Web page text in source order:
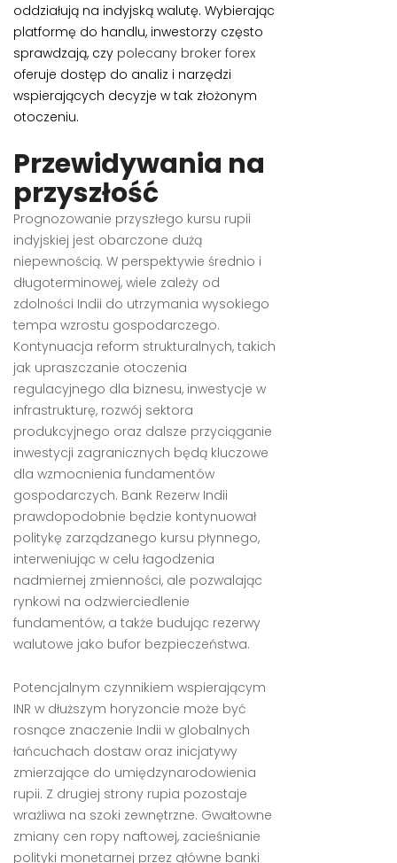
oddziałują na indyjską walutę. Wybierając
platformę do handlu, inwestorzy często
sprawdzają, czy polecany broker forex
oferuje dostęp do analiz i narzędzi
wspierających decyzje w tak złożonym
otoczeniu.
Przewidywania na
przyszłość
Prognozowanie przyszłego kursu rupii
indyjskiej jest obarczone dużą
niepewnością. W perspektywie średnio i
długoterminowej, wiele zależy od
zdolności Indii do utrzymania wysokiego
tempa wzrostu gospodarczego.
Kontynuacja reform strukturalnych, takich
jak upraszczanie otoczenia
regulacyjnego dla biznesu, inwestycje w
infrastrukturę, rozwój sektora
produkcyjnego oraz dalsze przyciąganie
inwestycji zagranicznych będą kluczowe
dla wzmocnienia fundamentów
gospodarczych. Bank Rezerw Indii
prawdopodobnie będzie kontynuował
politykę zarządzanego kursu płynnego,
interweniując w celu łagodzenia
nadmiernej zmienności, ale pozwalając
rynkowi na odzwierciedlenie
fundamentów, a także budując rezerwy
walutowe jako bufor bezpieczeństwa.
Potencjalnym czynnikiem wspierającym
INR w dłuższym horyzoncie może być
rosnące znaczenie Indii w globalnych
łańcuchach dostaw oraz inicjatywy
zmierzające do umiędzynarodowienia
rupii. Z drugiej strony rupia pozostaje
wrażliwa na szoki zewnętrzne. Gwałtowne
zmiany cen ropy naftowej, zacieśnianie
polityki monetarnej przez główne banki